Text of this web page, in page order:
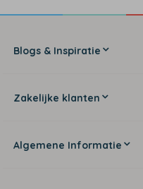
Blogs & Inspiratie
Zakelijke klanten
Algemene Informatie